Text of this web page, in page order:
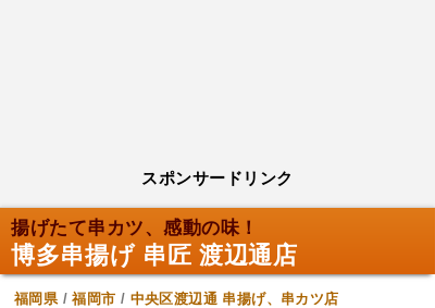
スポンサードリンク
揚げたて串カツ、感動の味！
博多串揚げ 串匠 渡辺通店
福岡県/福岡市 / 中央区渡辺通 串揚げ、串カツ店